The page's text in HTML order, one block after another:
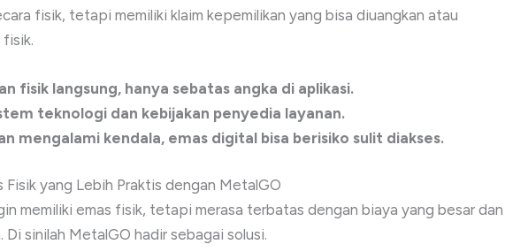
fisik, tetapi memiliki klaim kepemilikan yang bisa diuangkan atau
fisik langsung, hanya sebatas angka di aplikasi.
teknologi dan kebijakan penyedia layanan.
mengalami kendala, emas digital bisa berisiko sulit diakses.
Fisik yang Lebih Praktis dengan MetalGO
memiliki emas fisik, tetapi merasa terbatas dengan biaya yang besar dan
Di sinilah MetalGO hadir sebagai solusi.